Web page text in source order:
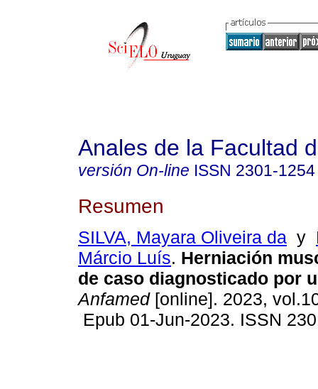
Anales de la Facultad
versión On-line ISSN 2301-1254
Resumen
SILVA, Mayara Oliveira da y
Márcio Luís. Herniación
de caso diagnosticado por
Anfamed[online]. 2023,
Epub 01-Jun-2023. ISSN